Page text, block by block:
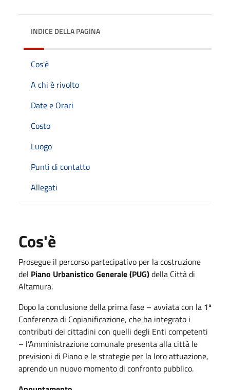
INDICE DELLA PAGINA
Cos'è
A chi è rivolto
Date e Orari
Costo
Luogo
Punti di contatto
Allegati
Cos'è
Prosegue il percorso partecipativo per la costruzione
del Piano Urbanistico Generale (PUG)della Città di
Altamura.
Dopo la conclusione della prima fase – avviata con la 1ª
Conferenza di Copianificazione, che ha integrato i
contributi dei cittadini con quelli degli Enti competenti
– l’Amministrazione comunale presenta alla città le
previsioni di Piano e le strategie per la loro attuazione,
aprendo un nuovo momento di confronto pubblico.